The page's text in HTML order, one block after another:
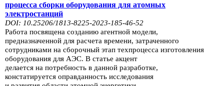
процесса сборки оборудования для атомных
электростанций
DOI: 10.25206/1813-8225-2023-185-46-52
Работа посвящена созданию агентной модели,
предназначенной для расчета времени, затраченного
сотрудниками на сборочный этап техпроцесса изго­товления
оборудования для АЭС. В статье акцент
делается на потребность в данной разработке,
констатируется оправданность исследования